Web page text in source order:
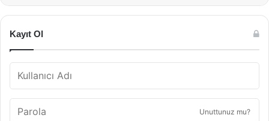
Kayıt Ol
Unuttunuz mu?